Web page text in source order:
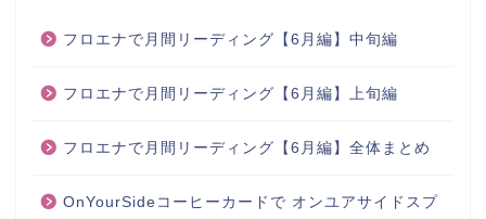
フロエナで月間リーディング【6月編】中旬編
フロエナで月間リーディング【6月編】上旬編
フロエナで月間リーディング【6月編】全体まとめ
OnYourSideコーヒーカードで オンユアサイドスプ